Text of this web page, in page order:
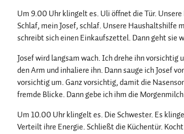
Um 9.00 Uhr klingelt es. Uli öffnet die Tür.
Schlaf, mein Josef, schlaf. Unsere Haushaltshilfe
schreibt sich einen Einkaufszettel. Dann geht sie
Josef wird langsam wach. Ich drehe ihn
den Arm und inhaliere ihn. Dann sauge ich Josef
vorsichtig um. Ganz vorsichtig, damit die
fremde Blicke. Dann gebe ich ihm die
Um 10.00 Uhr klingelt es. Die Schwester. Es
Verteilt ihre Energie. Schließt die Küchentür.